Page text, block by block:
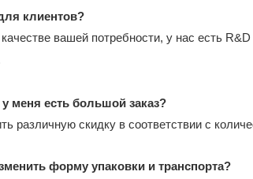
клиентов?
вашей потребности, у нас есть
меня есть большой заказ?
различную скидку в соответствии с
форму упаковки и транспорта?